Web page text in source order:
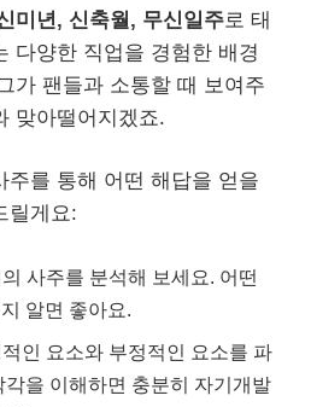
미년, 신축월, 무신일주로 태
다양한 직업을 경험한 배경
가 팬들과 소통할 때 보여주
맞아떨어지겠죠.
주를 통해 어떤 해답을 얻을
릴게요:
사주를 분석해 보세요. 어떤
알면 좋아요.
인 요소와 부정적인 요소를 파
을 이해하면 충분히 자기개발